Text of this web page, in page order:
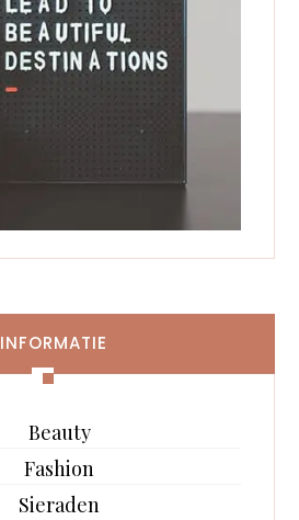
INFORMATIE
Beauty
Fashion
Sieraden